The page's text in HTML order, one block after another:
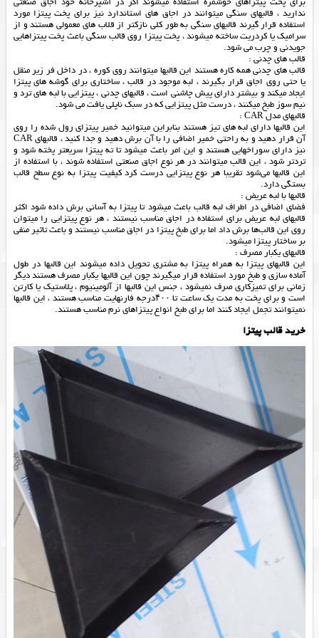
ندارید ، قالبهای سنگی میتوانند در اجاق های استاندارد نیز برای پخت پیتزا مورد
استفاده قرار گیرند قالبهای سنگی به طور کلی نازکتر از قلاب های معمولی هستند و از
سرامیک یا کردریت ساخته میشوند ، پخت پیتزا روی قالب سنگی باعث پخت پیتزاهایی
جویدنی و چرب می شود.
قالب های چدنی :
قالب های چدنی همه کاره هستند این قالبها میتوانند روی کوره ، در داخل فر زیر منقل
یا حتی روی اجاق قرار بگیرند ، لبه موجود در قالب ، ساختاری برای گوشه های پیتزا
ایجاد میکند و بیشتر دارای پیش چاشنی است ، قالبهای چدنی ، پیتزایی با لبه های ترد و
نیم سوز طبخ میکنند ، درست مثل پیتزایی که در سبک ناپلی یافت می شود.
قالبهای مدل CAR :
این قالبها دارای لبه های تیز هستند بنابراین میتوانید خمیر پیتزای رول شده را روی
آن قرار دهید و به راحتی خمیر اضافی را با آن برش دهید و جدا کنید ، قالبهای CAR
نیز دارای سوراخهایی هستند و این امر باعث میشود تا ته پیتزا سریعتر پخته شود و
تردتر شود ، این قالب میتوانند در هر نوع اجاق صنعتی استفاده شوند ، با استفاده از
این قالبها می‌شود تقریبا هر نوع پیتزایی درست کرد کیفیت پیتزا به نوع سطح قالب
بستگی دارد.
قالبها با لبه عریض :
فضای اضافی در اطراف لبه قالب باعث میشود تا پیتزا به آسانی برش داده شود اکثر
قالبهای لبه عریض برای استفاده در اجاق مناسب نیستند ، هر نوع پیتزایی را میتوان
روی این قالب‌ها برش داد اما برای طبخ پیتزا در اجاق مناسب نیستند و باعث تاثیر منفی
بر ساختار پیتزا میشود.
قالبهای یکبار مصرف :
این قالبهای پیتزا به همراه پیتزا به مشتری تحویل داده میشوند این قالبها در طول
آماده سازی و طبخ مورد استفاده قرار میگیرند چون این قالبها یکبار مصرف هستند دیگر
زمانی برای تمیزکاری صرف نمیشود ، جنس این قالبها از آلومینیوم ، پلاستیک یا کارتن
است و برای پخت به مدت یک ساعت تا ۴۰۰درجه فارنهایت مناسب هستند ، این قالبها
نمیتوانند تجمل ایجاد کنند اما برای طبخ انواع پیتزاهای نرم مناسب هستند.
خرید قالب پیتزا